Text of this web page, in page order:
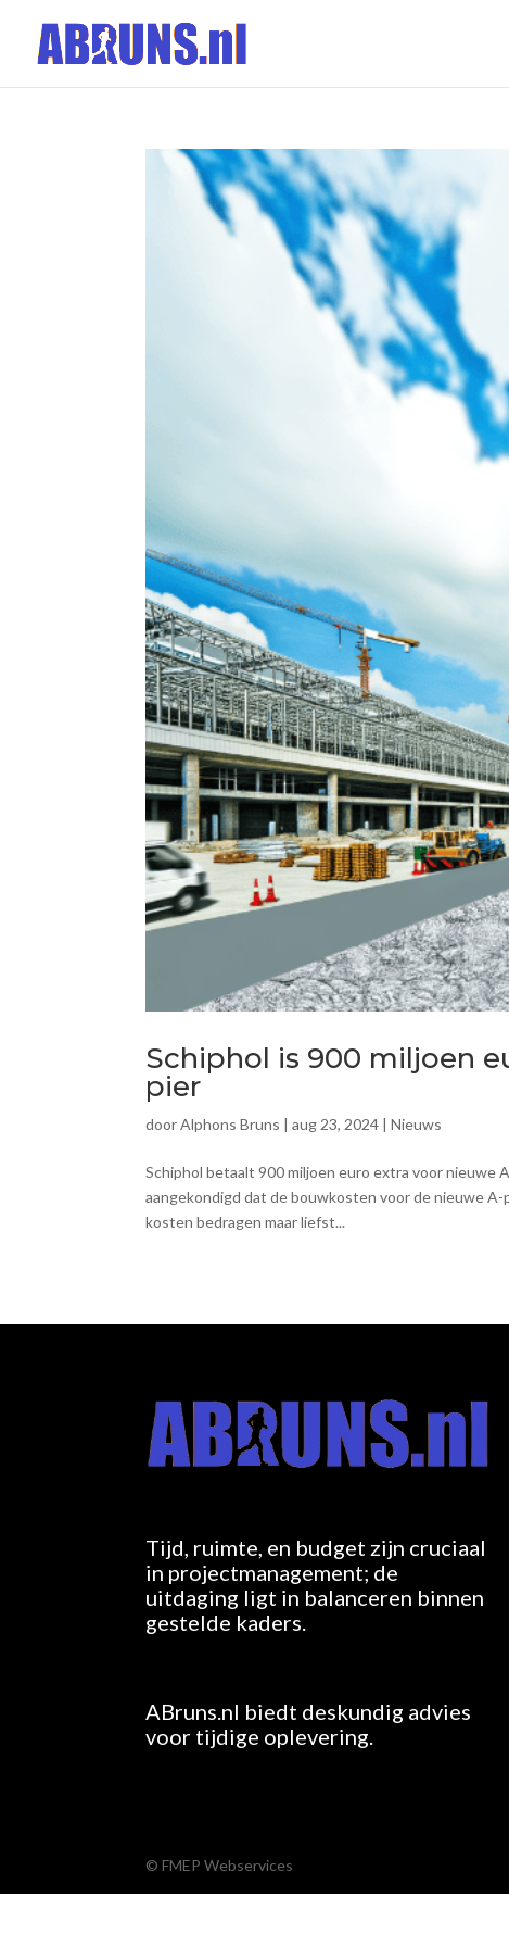
Schiphol is 900 miljoen
pier
doorAlphons Bruns |aug 23, 2024 |Nieuws
Schiphol betaalt 900 miljoen euro extra voor nieuwe
aangekondigd dat de bouwkosten voor de nieuwe
kosten bedragen maar liefst...
Tijd, ruimte, en budget zijn cruciaal
in projectmanagement; de
uitdaging ligt in balanceren binnen
gestelde kaders.
ABruns.nl biedt deskundig advies
voor tijdige oplevering.
© FMEP Webservices